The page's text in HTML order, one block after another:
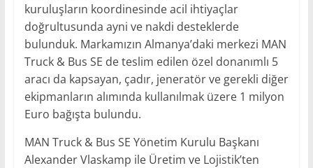
kuruluşların koordinesinde acil ihtiyaçlar
doğrultusunda ayni ve nakdi desteklerde
bulunduk. Markamızın Almanya’daki merkezi MAN
Truck & Bus SE de teslim edilen özel donanımlı 5
aracı da kapsayan, çadır, jeneratör ve gerekli diğer
ekipmanların alımında kullanılmak üzere 1 milyon
Euro bağışta bulundu.
MAN Truck & Bus SE Yönetim Kurulu Başkanı
Alexander Vlaskamp ile Üretim ve Lojistik’ten